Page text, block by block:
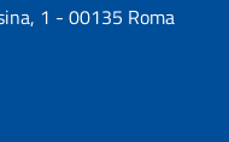
1 - 00135 Roma